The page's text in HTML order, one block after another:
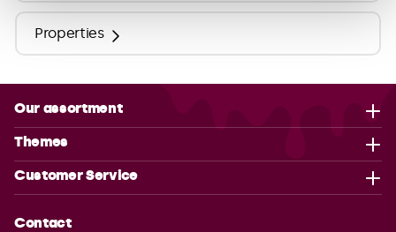
Properties
Our assortment
Themes
Customer Service
Contact